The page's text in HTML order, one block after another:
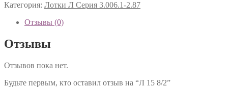
Категория: Лотки Л Серия 3.006.1-2.87
Отзывы (0)
Отзывы
Отзывов пока нет.
Будьте первым, кто оставил отзыв на “Л 15 8/2”